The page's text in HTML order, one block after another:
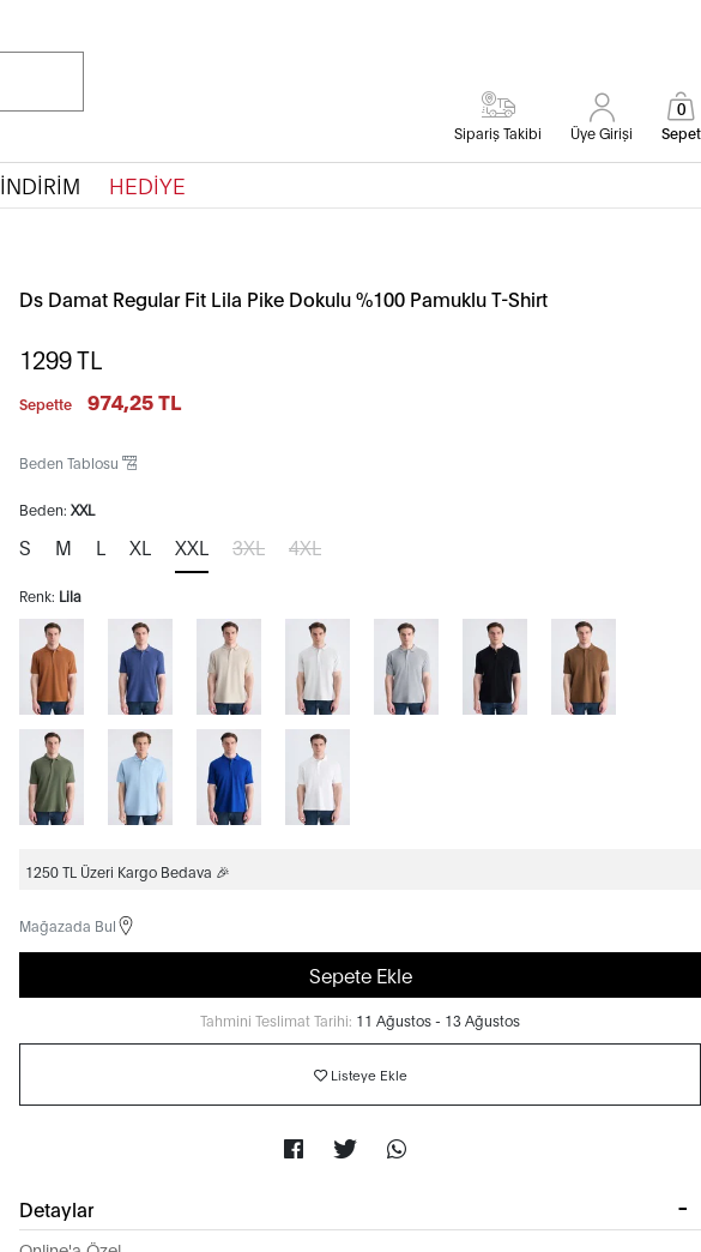
Sipariş Takibi Üye Girişi Sepet
0
İNDİRİM HEDİYE
Ds Damat Regular Fit Lila Pike Dokulu %100 Pamuklu T-Shirt
1299TL
Sepette 974,25 TL
Beden: XXL
Beden Tablosu
S M L XL XXL 3XL 4XL
Renk: Lila
1250 TL Üzeri Kargo Bedava 🎉
Mağazada Bul
Sepete Ekle
Tahmini Teslimat Tarihi: 11 Ağustos - 13 Ağustos
Listeye Ekle
Detaylar